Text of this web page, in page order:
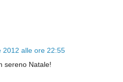
2012 alle ore 22:55
sereno Natale!